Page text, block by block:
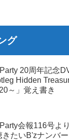
グ
20周年記念
Hidden
～」覚え書き
会報116号よ
きたいB'zナンバ